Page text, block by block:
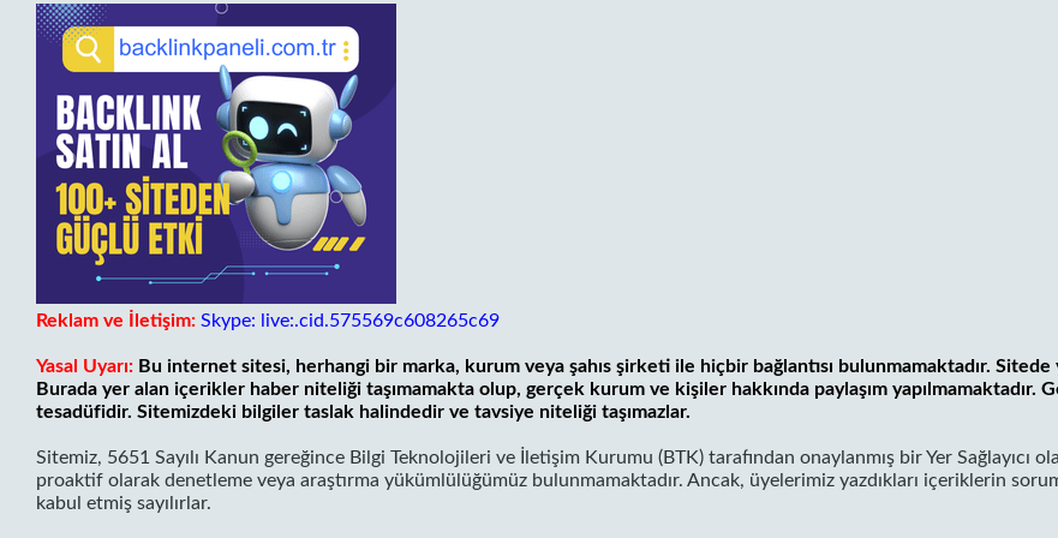
Reklam ve İletişim: Skype: live:.cid.575569c608265c69
Yasal Uyarı: Bu internet sitesi, herhangi bir marka, kurum veya şahıs şirketi ile hiçbir bağlantısı bulunmamaktadır. Sitede
Burada yer alan içerikler haber niteliği taşımamakta olup, gerçek kurum ve kişiler hakkında paylaşım
tesadüfidir. Sitemizdeki bilgiler taslak halindedir ve tavsiye niteliği taşımazlar.
Sitemiz, 5651 Sayılı Kanun gereğince Bilgi Teknolojileri ve İletişim Kurumu (BTK) tarafından onaylanmış bir Yer
proaktif olarak denetleme veya araştırma yükümlülüğümüz bulunmamaktadır. Ancak, üyelerimiz yazdıkları içeriklerin
kabul etmiş sayılırlar.